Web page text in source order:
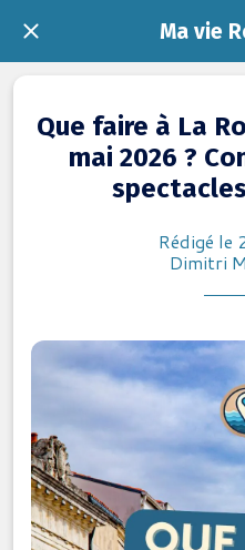
Ma vie
Que faire à La
mai 2026 ?
Rédigé le
Dimitri